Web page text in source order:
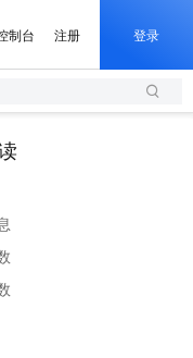
制台 注册 登录
成
（原SSL证书）
现可信的WEB访问
编辑精美 PPT 文稿
松生成专业的 PPT
游戏服务器
务器，轻松开启游戏
动画创作平台
量长漫剧
产力的边界
创客手把手教你
创新助力计划
贴，五大权
成功
划
赋能合作